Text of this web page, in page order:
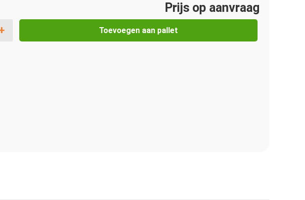
Prijs op aanvraag
Toevoegen aan pallet